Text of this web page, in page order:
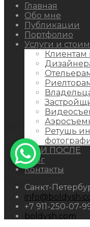
Главная
Обо мне
Публикации
Портфолио
Услуги и
Клиентам
Ретушь
ДО И ПОСЛЕ
Блог
Контакты
Санкт-
+7 911-250-07-
boldysh.com